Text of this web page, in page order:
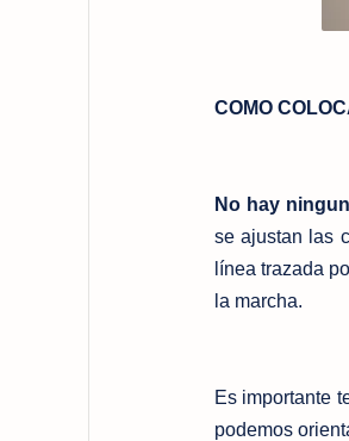
COMO
No hay
se ajustan las
línea trazada
la marcha.
Es importante
podemos